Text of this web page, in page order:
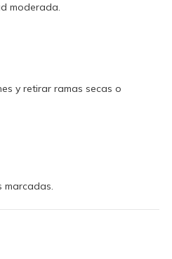
moderada.
y retirar ramas secas o
marcadas.